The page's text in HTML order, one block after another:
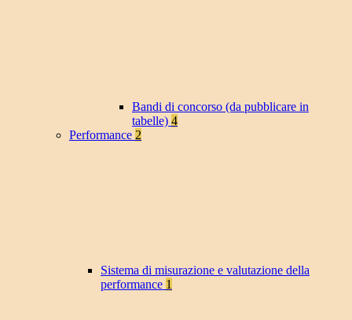
Bandi di concorso (da pubblicare in
tabelle) 4
Performance 2
Sistema di misurazione e valutazione della
performance 1